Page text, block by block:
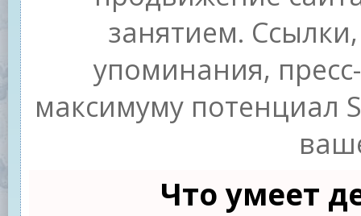
занятием.
упоминания,
максимуму потенциал
Что умеет